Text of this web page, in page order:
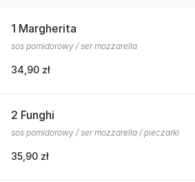
1 Margherita
sos pomidorowy / ser mozzarella
34,90 zł
2 Funghi
sos pomidorowy / ser mozzarella / pieczarki
35,90 zł